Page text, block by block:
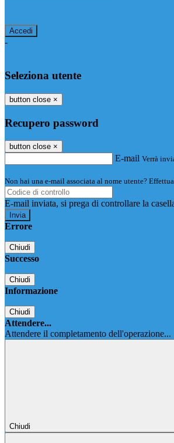
-
Seleziona utente
button close ×
Recupero password
button close ×
E-mail Verrà
Non hai una e-mail associata al nome utente?
E-mail inviata, si prega di controllare la
Errore
Chiudi
Successo
Chiudi
Informazione
Chiudi
Attendere...
Attendere il completamento dell'operazione...
Chiudi